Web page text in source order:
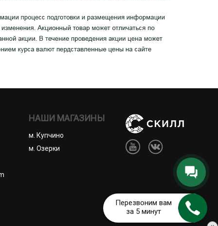
Перезвоним вам
за 5 минут
НАШИ МАГАЗИНЫ
м. Купчино
м. Озерки